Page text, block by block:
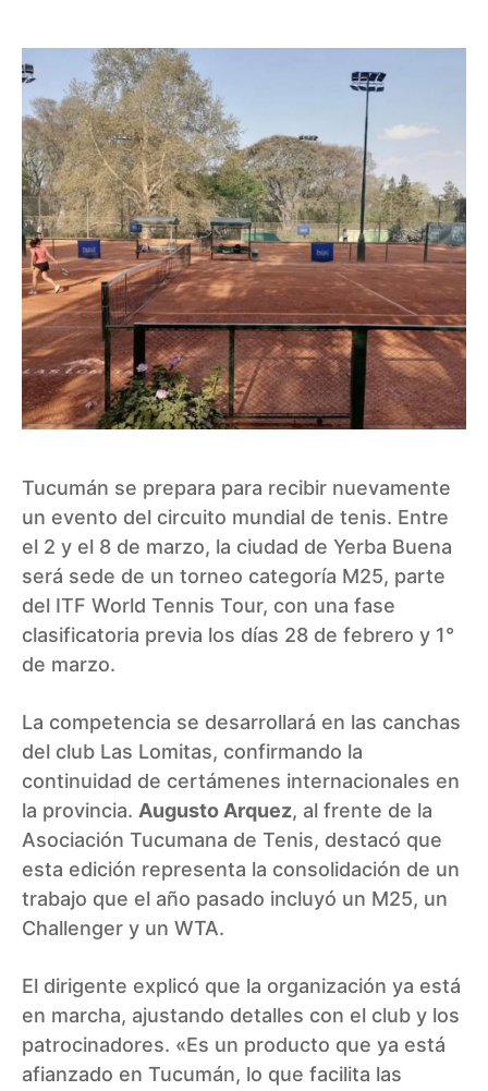
Tucumán se prepara para recibir nuevamente
un evento del circuito mundial de tenis. Entre
el 2 y el 8 de marzo, la ciudad de Yerba Buena
será sede de un torneo categoría M25, parte
del ITF World Tennis Tour, con una fase
clasificatoria previa los días 28 de febrero y 1°
de marzo.
La competencia se desarrollará en las canchas
del club Las Lomitas, confirmando la
continuidad de certámenes internacionales en
la provincia. Augusto Arquez, al frente de la
Asociación Tucumana de Tenis, destacó que
esta edición representa la consolidación de un
trabajo que el año pasado incluyó un M25, un
Challenger y un WTA.
El dirigente explicó que la organización ya está
en marcha, ajustando detalles con el club y los
patrocinadores. «Es un producto que ya está
afianzado en Tucumán, lo que facilita las